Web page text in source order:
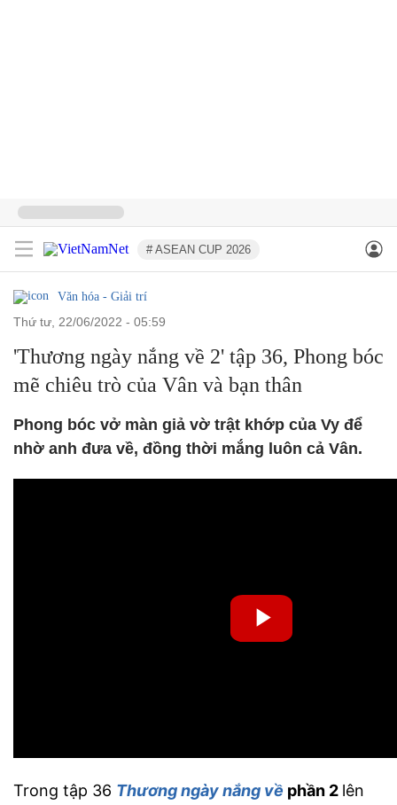
# ASEAN CUP 2026
Văn hóa - Giải trí
thứ tư, 22/06/2022 - 05:59
'Thương ngày nắng về 2' tập 36, Phong bóc
mẽ chiêu trò của Vân và bạn thân
Phong bóc vở màn giả vờ trật khớp của Vy để
nhờ anh đưa về, đồng thời mắng luôn cả Vân.
Trong tập 36 Thương ngày nắng về phần 2 lên